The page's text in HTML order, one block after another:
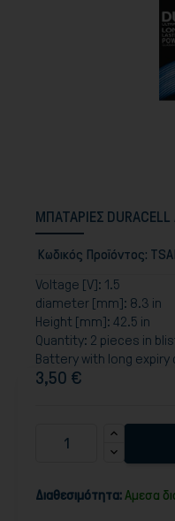
ΜΠΑΤΑΡΙΕΣ
Κωδικός Προϊόντος:
Voltage [V]: 1.5
diameter [mm]: 8.3 in
Height [mm]: 42.5 in
Quantity: 2 pieces in
Battery with long expiry
3,50 €
Διαθεσιμότητα: Αμεσα